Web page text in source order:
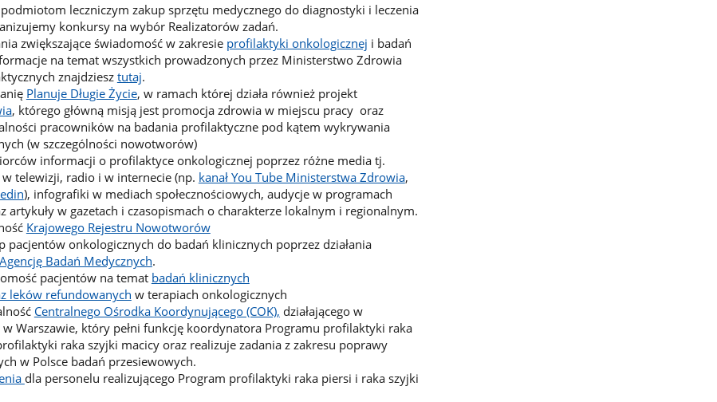
leczniczym zakup sprzętu medycznego do diagnostyki i leczenia
konkursy na wybór Realizatorów zadań.
zwiększające świadomość w zakresie profilaktyki onkologicznej i badań
na temat wszystkich prowadzonych przez Ministerstwo Zdrowia
znajdziesz tutaj.
Planuje Długie Życie, w ramach której działa również projekt
, którego główną misją jest promocja zdrowia w miejscu pracy oraz
pracowników na badania profilaktyczne pod kątem wykrywania
(w szczególności nowotworów)
informacji o profilaktyce onkologicznej poprzez różne media tj.
telewizji, radio i w internecie (np. kanał You Tube Ministerstwa Zdrowia,
), infografiki w mediach społecznościowych, audycje w programach
artykuły w gazetach i czasopismach o charakterze lokalnym i regionalnym.
Krajowego Rejestru Nowotworów
pacjentów onkologicznych do badań klinicznych poprzez działania
Agencję Badań Medycznych.
pacjentów na temat badań klinicznych
leków refundowanych w terapiach onkologicznych
Centralnego Ośrodka Koordynującego (COK), działającego w
w Warszawie, który pełni funkcję koordynatora Programu profilaktyki raka
raka szyjki macicy oraz realizuje zadania z zakresu poprawy
w Polsce badań przesiewowych.
dla personelu realizującego Program profilaktyki raka piersi i raka szyjki